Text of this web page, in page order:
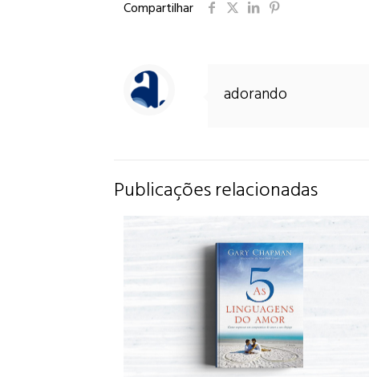
Compartilhar
adorando
Publicações relacionadas